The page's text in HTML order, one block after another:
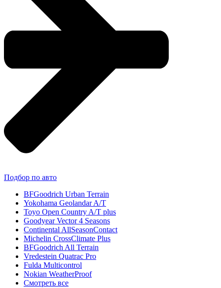
Подбор по авто
BFGoodrich Urban Terrain
Yokohama Geolandar A/T
Toyo Open Country A/T plus
Goodyear Vector 4 Seasons
Continental AllSeasonContact
Michelin CrossClimate Plus
BFGoodrich All Terrain
Vredestein Quatrac Pro
Fulda Multicontrol
Nokian WeatherProof
Смотреть все